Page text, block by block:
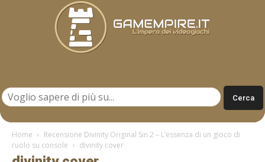
Home
Recensione Divinity Original Sin 2 – L’essenza di un gioco di
ruolo su console
divinity cover